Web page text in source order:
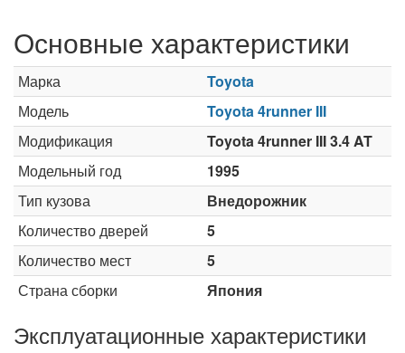
Основные характеристики
Марка
Toyota
Модель
Toyota 4runner III
Модификация
Toyota 4runner III 3.4 AT
Модельный год
1995
Тип кузова
Внедорожник
Количество дверей
5
Количество мест
5
Страна сборки
Япония
Эксплуатационные характеристики